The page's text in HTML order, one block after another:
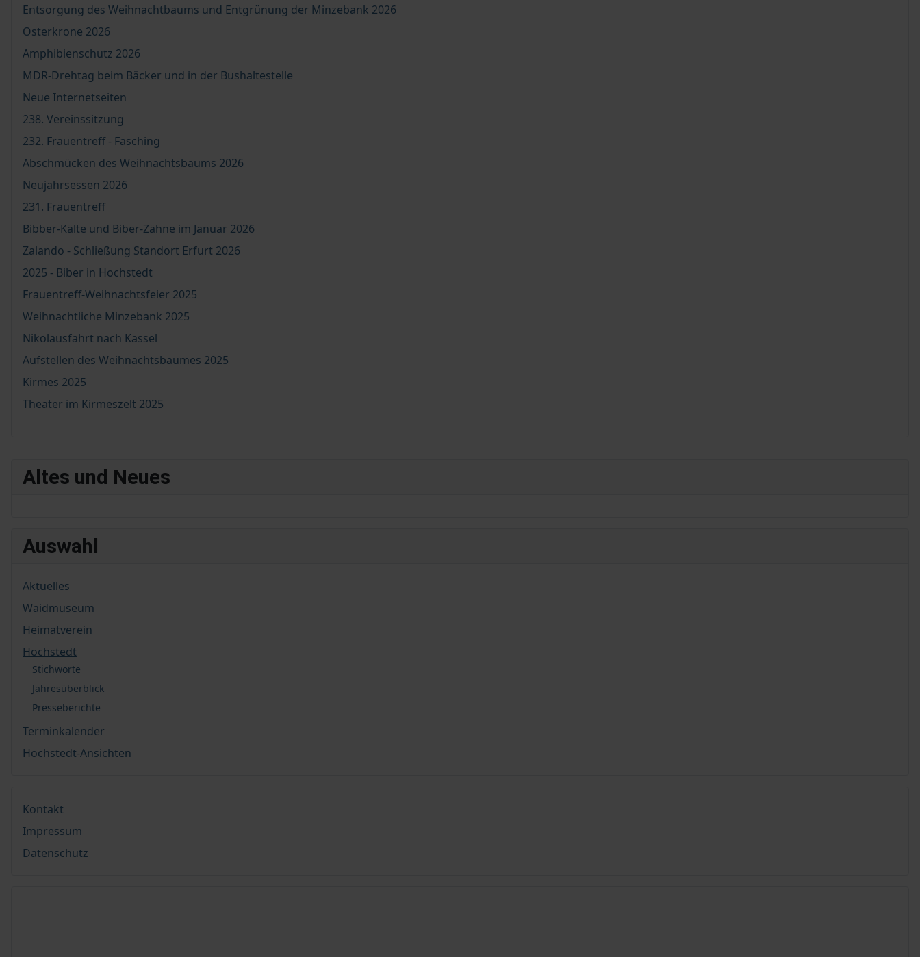
Altes und Neues
Auswahl
Aktuelles
Waidmuseum
Heimatverein
Hochstedt
Stichworte
Jahresüberblick
Presseberichte
Terminkalender
Hochstedt-Ansichten
Kontakt
Impressum
Datenschutz
Entsorgung des Weihnachtbaums und Entgrünung der Minzebank 2026
Osterkrone 2026
Amphibienschutz 2026
MDR-Drehtag beim Bäcker und in der Bushaltestelle
Neue Internetseiten
238. Vereinssitzung
232. Frauentreff - Fasching
Abschmücken des Weihnachtsbaums 2026
Neujahrsessen 2026
231. Frauentreff
Bibber-Kälte und Biber-Zähne im Januar 2026
Zalando - Schließung Standort Erfurt 2026
2025 - Biber in Hochstedt
Frauentreff-Weihnachtsfeier 2025
Weihnachtliche Minzebank 2025
Nikolausfahrt nach Kassel
Aufstellen des Weihnachtsbaumes 2025
Kirmes 2025
Theater im Kirmeszelt 2025